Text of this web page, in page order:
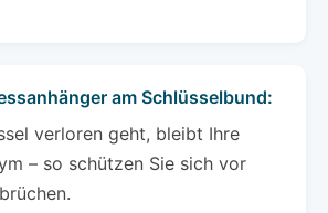
am Schlüsselbund:
verloren geht, bleibt Ihre
– so schützen Sie sich vor